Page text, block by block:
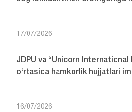
17/07/2026
JDPU va “Unicorn International
o‘rtasida hamkorlik hujjatlari
16/07/2026